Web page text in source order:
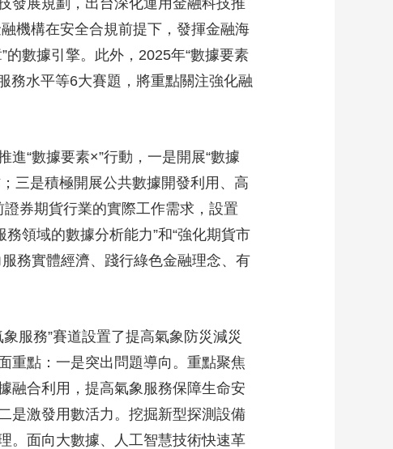
機構在安全合規前提下，發揮金融海
數據引擎。此外，2025年“數據要素
務水平等6大賽題，將重點關注強化融
“數據要素×”行動，一是開展“數據
三是積極開展公共數據開發利用、高
券期貨行業的實際工作需求，設置
領域的數據分析能力”和“強化期貨市
務實體經濟、踐行綠色金融理念、有
服務”賽道設置了提高氣象防災減災
重點：一是突出問題導向。重點聚焦
融合利用，提高氣象服務保障生命安
是激發用數活力。挖掘新型探測設備
。面向大數據、人工智慧技術快速革